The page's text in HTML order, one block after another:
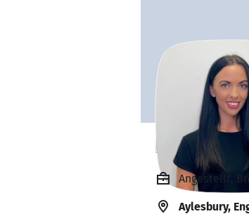
Emily
Angestellt,
Aylesbury,